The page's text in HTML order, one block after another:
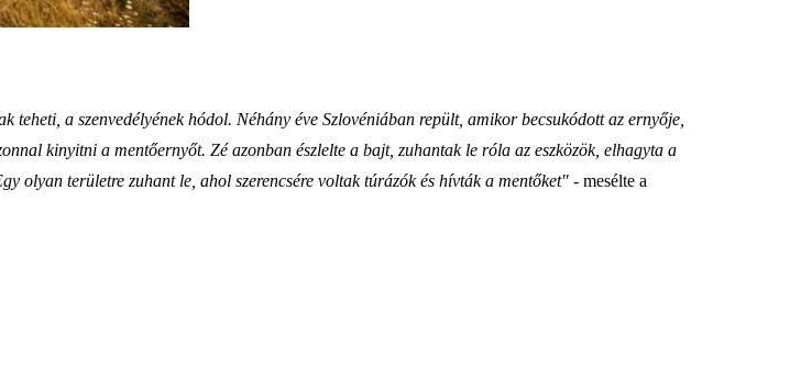
a szenvedélyének hódol. Néhány éve Szlovéniában repült, amikor becsukódott az ernyője,
kinyitni a mentőernyőt. Zé azonban észlelte a bajt, zuhantak le róla az eszközök, elhagyta a
olyan területre zuhant le, ahol szerencsére voltak túrázók és hívták a mentőket" - mesélte a